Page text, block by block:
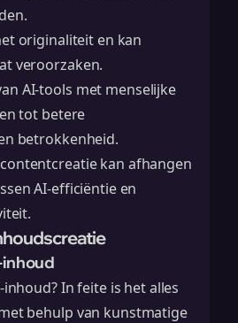
originaliteit en kan
veroorzaken.
AI-tools met menselijke
tot betere
betrokkenheid.
kan afhangen
AI-efficiëntie en
inhoud? In feite is het alles
behulp van kunstmatige